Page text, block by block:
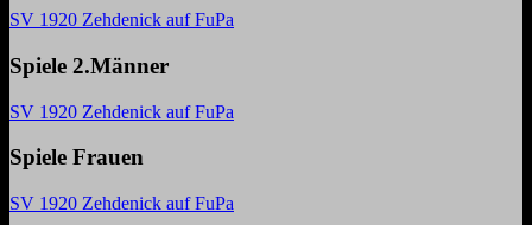
SV 1920 Zehdenick auf FuPa
Spiele 2.Männer
SV 1920 Zehdenick auf FuPa
Spiele Frauen
SV 1920 Zehdenick auf FuPa